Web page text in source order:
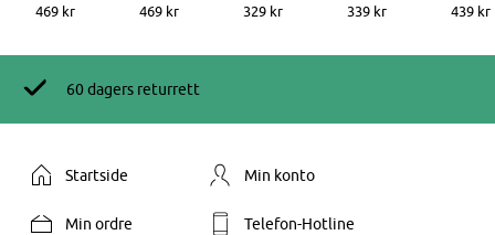
469 kr 469 kr 329 kr 339 kr 439 kr
60 dagers returrett
Startside Min konto
Min ordre Telefon-Hotline